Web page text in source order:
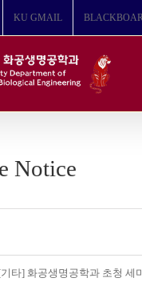
KU GMAIL
Notice
타] 화공생명공학과 초청 세